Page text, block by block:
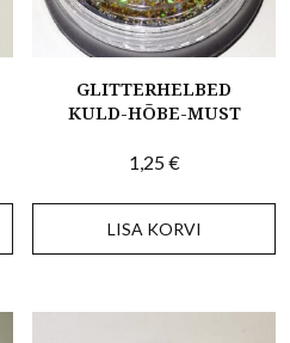
GLITTERHELBED
KULD-HÕBE-MUST
1,25€
LISA KORVI